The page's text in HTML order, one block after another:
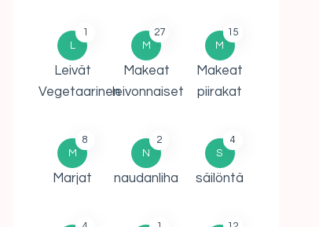
L
1
Leivät
Vegetaarinen
M
27
Makeat
leivonnaiset
M
15
Makeat
piirakat
M
8
Marjat
N
2
naudanliha
S
4
säilöntä